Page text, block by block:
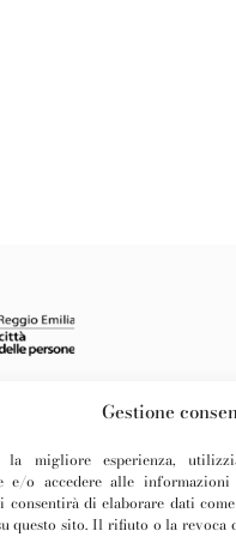
Gestione
migliore esperienza,
e/o accedere alle
consentirà di elaborare dati
questo sito. Il rifiuto o la revoca
Privacy Policy
Cookie Policy